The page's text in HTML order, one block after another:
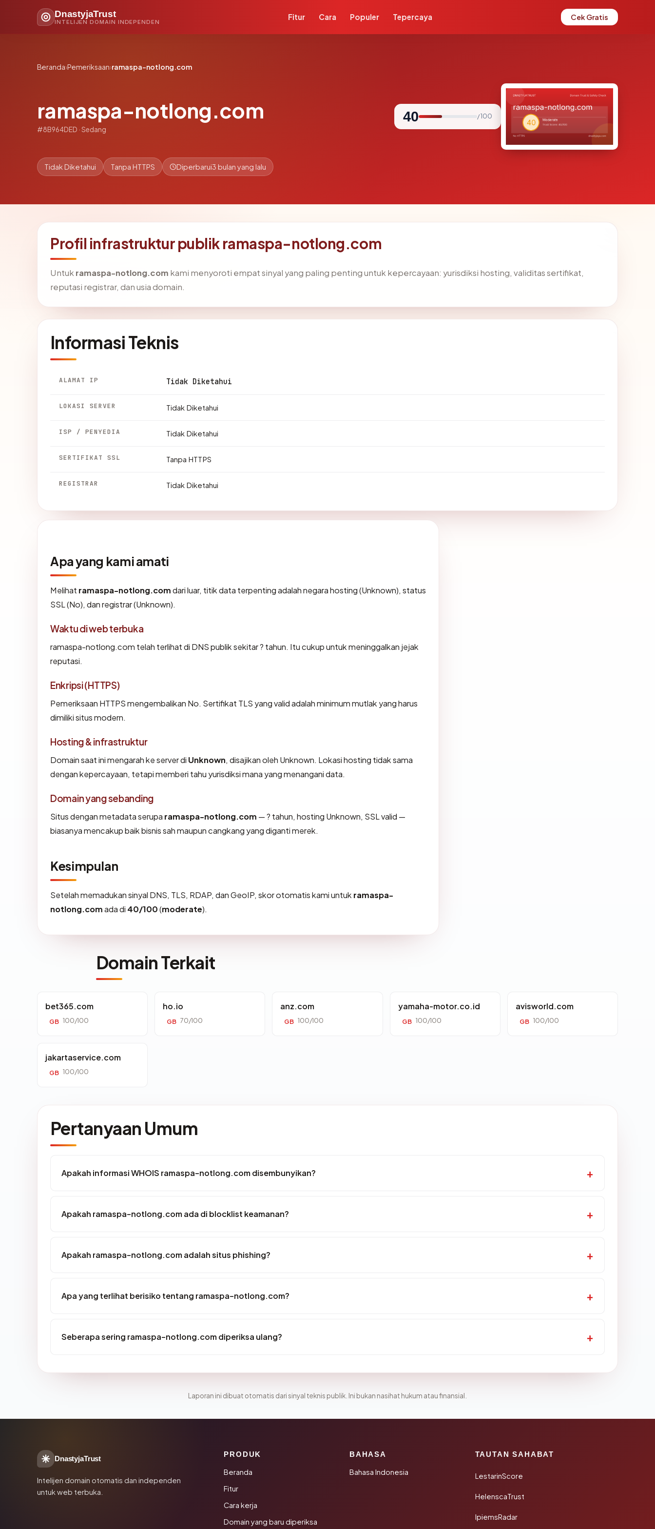
DnastyjaTrust
INTELIJEN DOMAIN INDEPENDEN
Fitur Cara Populer Tepercaya Cek Gratis
Beranda›Pemeriksaan›ramaspa-notlong.com
ramaspa-notlong.com
#8B964DED · Sedang
40 / 100
Tidak Diketahui Tanpa HTTPS Diperbarui3 bulan yang lalu
Profil infrastruktur publik ramaspa-notlong.com
Untuk ramaspa-notlong.com kami menyoroti empat sinyal yang paling penting untuk kepercayaan: yurisdiksi hosting, validitas sertifikat,
reputasi registrar, dan usia domain.
Informasi Teknis
ALAMAT IP Tidak Diketahui
LOKASI SERVER Tidak Diketahui
ISP / PENYEDIA Tidak Diketahui
SERTIFIKAT SSL Tanpa HTTPS
REGISTRAR Tidak Diketahui
Apa yang kami amati
Melihat ramaspa-notlong.comdari luar, titik data terpenting adalah negara hosting (Unknown), status
SSL (No), dan registrar (Unknown).
Waktu di web terbuka
ramaspa-notlong.com telah terlihat di DNS publik sekitar ? tahun. Itu cukup untuk meninggalkan jejak
reputasi.
Enkripsi (HTTPS)
Pemeriksaan HTTPS mengembalikan No. Sertifikat TLS yang valid adalah minimum mutlak yang harus
dimiliki situs modern.
Hosting & infrastruktur
Domain saat ini mengarah ke server di Unknown, disajikan oleh Unknown. Lokasi hosting tidak sama
dengan kepercayaan, tetapi memberi tahu yurisdiksi mana yang menangani data.
Domain yang sebanding
Situs dengan metadata serupa ramaspa-notlong.com — ? tahun, hosting Unknown, SSL valid —
biasanya mencakup baik bisnis sah maupun cangkang yang diganti merek.
Kesimpulan
Setelah memadukan sinyal DNS, TLS, RDAP, dan GeoIP, skor otomatis kami untuk ramaspa-
notlong.comada di 40/100(moderate).
Domain Terkait
bet365.com
GB 100/100
ho.io
GB 70/100
anz.com
GB 100/100
yamaha-motor.co.id
GB 100/100
avisworld.com
GB 100/100
jakartaservice.com
GB 100/100
Pertanyaan Umum
Apakah informasi WHOIS ramaspa-notlong.com disembunyikan?
Apakah ramaspa-notlong.com ada di blocklist keamanan?
Apakah ramaspa-notlong.com adalah situs phishing?
Apa yang terlihat berisiko tentang ramaspa-notlong.com?
Seberapa sering ramaspa-notlong.com diperiksa ulang?
Laporan ini dibuat otomatis dari sinyal teknis publik. Ini bukan nasihat hukum atau finansial.
DnastyjaTrust
Intelijen domain otomatis dan independen
untuk web terbuka.
PRODUK
Beranda
Fitur
Cara kerja
Domain yang baru diperiksa
BAHASA
Bahasa Indonesia
TAUTAN SAHABAT
LestarinScore
HelenscaTrust
IpiemsRadar